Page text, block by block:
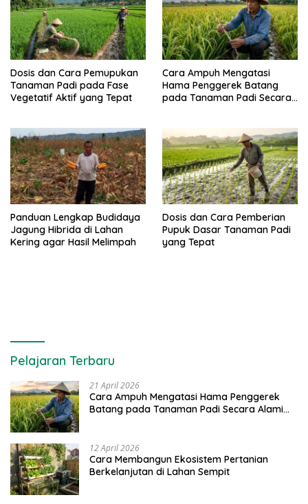
Dosis dan Cara Pemupukan
Tanaman Padi pada Fase
Vegetatif Aktif yang Tepat
Cara Ampuh Mengatasi
Hama Penggerek Batang
pada Tanaman Padi Secara
Panduan Lengkap Budidaya
Jagung Hibrida di Lahan
Kering agar Hasil Melimpah
Dosis dan Cara Pemberian
Pupuk Dasar Tanaman Padi
yang Tepat
Pelajaran Terbaru
21 April 2026
Cara Ampuh Mengatasi Hama Penggerek
Batang pada Tanaman Padi Secara Alami
12 April 2026
Cara Membangun Ekosistem Pertanian
Berkelanjutan di Lahan Sempit